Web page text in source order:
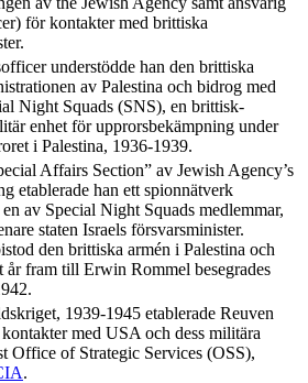
för kontakter med brittiska
understödde han den brittiska
av Palestina och bidrog med
Night Squads (SNS), en brittisk-
enhet för upprorsbekämpning under
i Palestina, 1936-1939.
Affairs Section” av Jewish Agency’s
etablerade han ett spionnätverk
av Special Night Squads medlemmar,
staten Israels försvarsminister.
den brittiska armén i Palestina och
år fram till Erwin Rommel besegrades
1939-1945 etablerade Reuven
med USA och dess militära
Office of Strategic Services (OSS),
.